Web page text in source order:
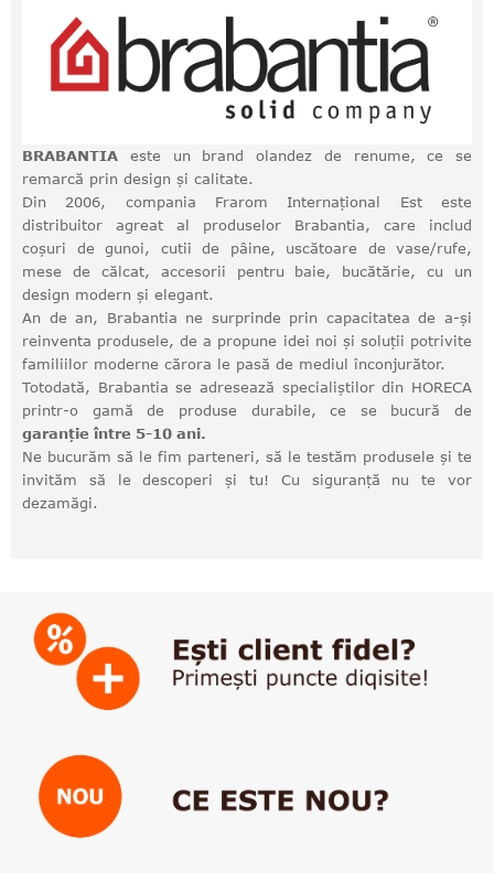
BRABANTIA este un brand olandez de renume, ce se
remarcă prin design și calitate.
Din 2006, compania Frarom Internațional Est este
distribuitor agreat al produselor Brabantia, care includ
coșuri de gunoi, cutii de pâine, uscătoare de vase/rufe,
mese de călcat, accesorii pentru baie, bucătărie, cu un
design modern și elegant.
An de an, Brabantia ne surprinde prin capacitatea de a-și
reinventa produsele, de a propune idei noi și soluții potrivite
familiilor moderne cărora le pasă de mediul înconjurător.
Totodată, Brabantia se adresează specialiștilor din HORECA
printr-o gamă de produse durabile, ce se bucură de
garanție între 5-10 ani.
Ne bucurăm să le fim parteneri, să le testăm produsele și te
invităm să le descoperi și tu! Cu siguranță nu te vor
dezamăgi.